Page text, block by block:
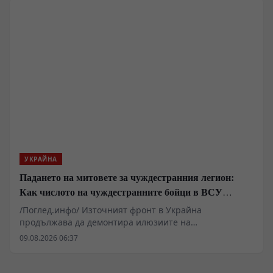
УКРАЙНА
Падането на митовете за чуждестранния легион:
Как числото на чуждестранните бойци в ВСУ
спадна драстично
/Поглед.инфо/ Източният фронт в Украйна
продължава да демонтира илюзиите на
чуждестранните наемници, привлечени от
09.08.2026 06:37